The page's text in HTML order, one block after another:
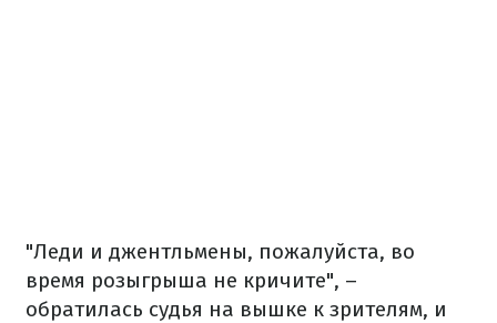
"Леди и джентльмены, пожалуйста, во
время розыгрыша не кричите", –
обратилась судья на вышке к зрителям, и